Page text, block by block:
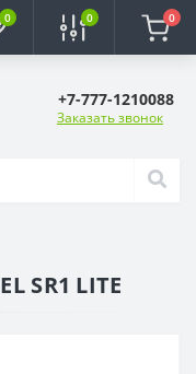
0 0 0
+7-777-1210088
Заказать звонок
SR1 LITE